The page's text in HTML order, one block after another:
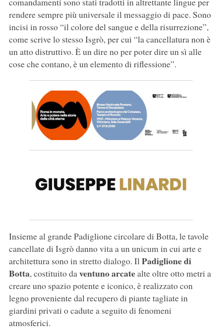
rendere sempre più universale il messaggio di pace. Sono
incisi in rosso “il colore del sangue e della risurrezione”,
come scrive lo stesso Isgrò, per cui “la cancellatura non è
un atto distruttivo. È un dire no per poter dire un sì alle
cose che contano, è un elemento di riflessione”.
Insieme al grande Padiglione circolare di Botta, le tavole
cancellate di Isgrò danno vita a un unicum in cui arte e
architettura sono in stretto dialogo. IlPadiglione di
Botta, costituito daventuno arcatealte oltre otto metri a
creare uno spazio potente e iconico, è realizzato con
legno proveniente dal recupero di piante tagliate in
giardini privati o cadute a seguito di fenomeni
atmosferici.